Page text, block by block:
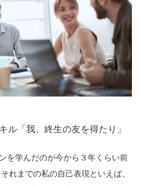
ル「我、終生の友を得たり」
を学んだのが今から３年くらい前
れまでの私の自己表現といえば、